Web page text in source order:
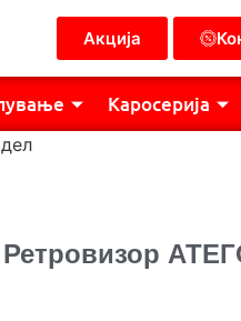
Акција
Каросерија
Ретровизор